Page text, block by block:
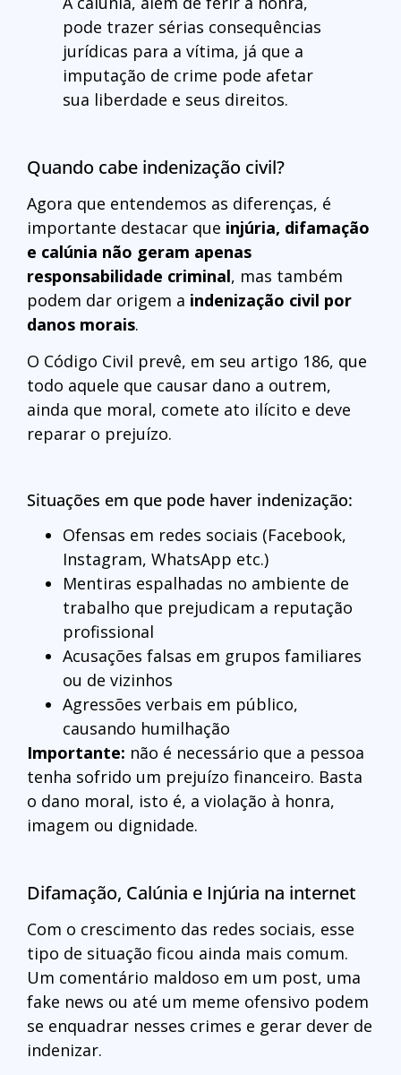
pode trazer sérias consequências
jurídicas para a vítima, já que a
imputação de crime pode afetar
sua liberdade e seus direitos.
Quando cabe indenização civil?
Agora que entendemos as diferenças, é
importante destacar que injúria, difamação
e calúnia não geram apenas
responsabilidade criminal, mas também
podem dar origem a indenização civil por
danos morais.
O Código Civil prevê, em seu artigo 186, que
todo aquele que causar dano a outrem,
ainda que moral, comete ato ilícito e deve
reparar o prejuízo.
Situações em que pode haver indenização:
Ofensas em redes sociais (Facebook,
Instagram, WhatsApp etc.)
Mentiras espalhadas no ambiente de
trabalho que prejudicam a reputação
profissional
Acusações falsas em grupos familiares
ou de vizinhos
Agressões verbais em público,
causando humilhação
Importante: não é necessário que a pessoa
tenha sofrido um prejuízo financeiro. Basta
o dano moral, isto é, a violação à honra,
imagem ou dignidade.
Difamação, Calúnia e Injúria na internet
Com o crescimento das redes sociais, esse
tipo de situação ficou ainda mais comum.
Um comentário maldoso em um post, uma
fake news ou até um meme ofensivo podem
se enquadrar nesses crimes e gerar dever de
indenizar.